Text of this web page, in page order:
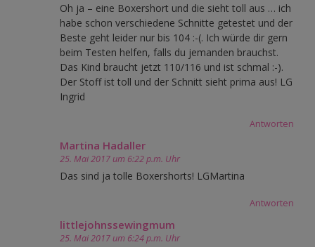
Oh ja – eine Boxershort und die sieht toll aus … ich
habe schon verschiedene Schnitte getestet und der
Beste geht leider nur bis 104 :-(. Ich würde dir gern
beim Testen helfen, falls du jemanden brauchst.
Das Kind braucht jetzt 110/116 und ist schmal :-).
Der Stoff ist toll und der Schnitt sieht prima aus! LG
Ingrid
Antworten
Martina Hadaller
25. Mai 2017 um 6:22 p.m. Uhr
Das sind ja tolle Boxershorts! LGMartina
Antworten
littlejohnssewingmum
25. Mai 2017 um 6:24 p.m. Uhr